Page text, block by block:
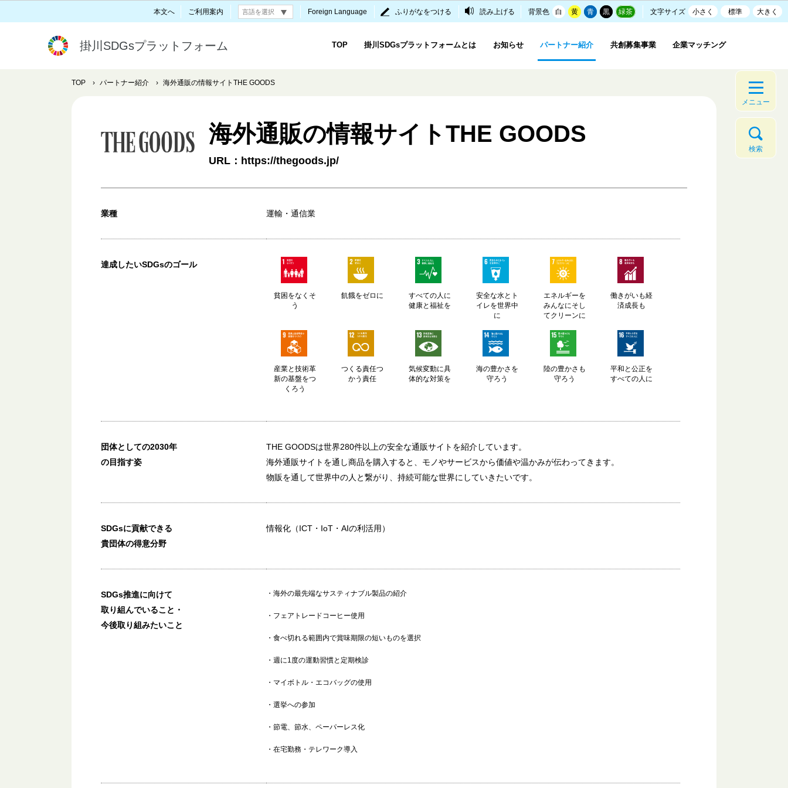
本文へ ご利用案内 Foreign Language ふりがなをつける 読み上げる 背景色 白 黄 青 黒 緑茶 文字サイズ 小さく 標準 大きく
掛川SDGsプラットフォーム TOP 掛川SDGsプラットフォームとは お知らせ パートナー紹介 共創募集事業 企業マッチング
メニュー
検索
TOP › パートナー紹介 › 海外通販の情報サイトTHE GOODS
海外通販の情報サイトTHE GOODS
URL：https://thegoods.jp/
業種 運輸・通信業
達成したいSDGsのゴール
貧困をなくそ
う
飢餓をゼロに
すべての人に
健康と福祉を
安全な水とト
イレを世界中
に
エネルギーを
みんなにそし
てクリーンに
働きがいも経
済成長も
産業と技術革
新の基盤をつ
くろう
つくる責任つ
かう責任
気候変動に具
体的な対策を
海の豊かさを
守ろう
陸の豊かさも
守ろう
平和と公正を
すべての人に
団体としての2030年
の目指す姿
THE GOODSは世界280件以上の安全な通販サイトを紹介しています。
海外通販サイトを通し商品を購入すると、モノやサービスから価値や温かみが伝わってきます。
物販を通して世界中の人と繋がり、持続可能な世界にしていきたいです。
SDGsに貢献できる
貴団体の得意分野
情報化（ICT・IoT・AIの利活用）
SDGs推進に向けて
取り組んでいること・
今後取り組みたいこと
・海外の最先端なサスティナブル製品の紹介
・フェアトレードコーヒー使用
・食べ切れる範囲内で賞味期限の短いものを選択
・週に1度の運動習慣と定期検診
・マイボトル・エコバッグの使用
・選挙への参加
・節電、節水、ペーパーレス化
・在宅勤務・テレワーク導入